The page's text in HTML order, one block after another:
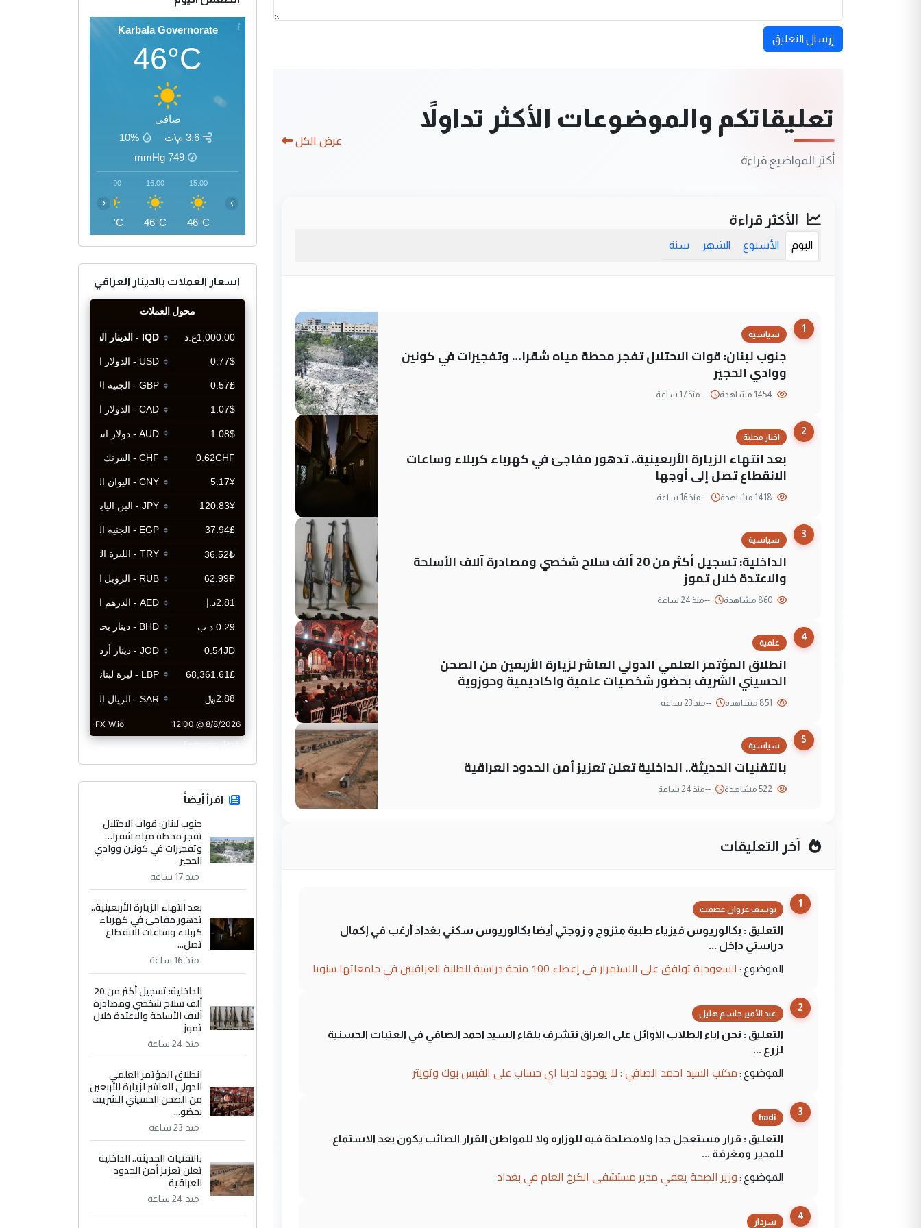
إرسال التعليق
تعليقاتكم والموضوعات الأكثر تداولاً
أكثر المواضيع قراءة
عرض الكل
الأكثر قراءة
اليوم الأسبوع الشهر سنة
1
سياسية
جنوب لبنان: قوات الاحتلال تفجر محطة مياه شقرا… وتفجيرات في كونين
ووادي الحجير
--منذ 17 ساعة
2
اخبار محلية
بعد انتهاء الزيارة الأربعينية.. تدهور مفاجئ في كهرباء كربلاء وساعات
الانقطاع تصل إلى أوجها
--منذ 16 ساعة
3
سياسية
الداخلية: تسجيل أكثر من 20 ألف سلاح شخصي ومصادرة آلاف الأسلحة
والاعتدة خلال تموز
--منذ 24 ساعة
4
علمية
انطلاق المؤتمر العلمي الدولي العاشر لزيارة الأربعين من الصحن
الحسيني الشريف بحضور شخصيات علمية واكاديمية وحوزوية
--منذ 23 ساعة
5
سياسية
بالتقنيات الحديثة.. الداخلية تعلن تعزيز أمن الحدود العراقية
--منذ 24 ساعة
آخر التعليقات
1
يوسف غزوان عصمت
التعليق : بكالوريوس فيزياء طبية متزوج و زوجتي أيضا بكالوريوس سكني بغداد أرغب في إكمال
دراستي داخل ...
الموضوع : السعودية توافق على الاستمرار في إعطاء 100 منحة دراسية للطلبة العراقيين في جامعاتها سنويا
2
عبد الأمير جاسم هليل
التعليق : نحن اباء الطلاب الأوائل على العراق نتشرف بلقاء السيد احمد الصافي في العتبات الحسنية
لزرع ...
الموضوع : مكتب السيد احمد الصافي : لا يوجود لدينا اي حساب على الفيس بوك وتويتر
3
hadi
التعليق : قرار مستعجل جدا ولامصلحة فيه للوزاره ولا للمواطن القرار الصائب يكون بعد الاستماع
للمدير ومغرفة ...
الموضوع : وزير الصحة يعفي مدير مستشفى الكرخ العام في بغداد
4
سردار
Karbala Governorate
46°C
صافي
3.6 م\ث
10%
749
mmHg
15:00
46°C
16:00
46°C
17:00
45°C
‹ ›
اسعار العملات بالدينار العراقي
CurrencyRate
اقرأ أيضاً
جنوب لبنان: قوات الاحتلال
تفجر محطة مياه شقرا…
وتفجيرات في كونين ووادي
الحجير
منذ 17 ساعة
بعد انتهاء الزيارة الأربعينية..
تدهور مفاجئ في كهرباء
كربلاء وساعات الانقطاع
تصل...
منذ 16 ساعة
الداخلية: تسجيل أكثر من 20
ألف سلاح شخصي ومصادرة
آلاف الأسلحة والاعتدة خلال
تموز
منذ 24 ساعة
انطلاق المؤتمر العلمي
الدولي العاشر لزيارة الأربعين
من الصحن الحسيني الشريف
بحضو...
منذ 23 ساعة
بالتقنيات الحديثة.. الداخلية
تعلن تعزيز أمن الحدود
العراقية
منذ 24 ساعة